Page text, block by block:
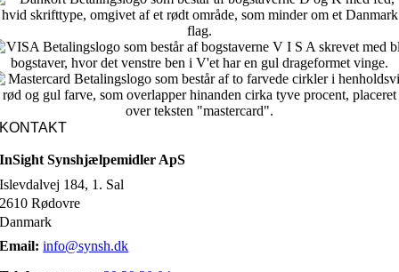
KONTAKT
InSight Synshjælpemidler ApS
Islevdalvej 184, 1. Sal
2610 Rødovre
Danmark
Email: info@synsh.dk